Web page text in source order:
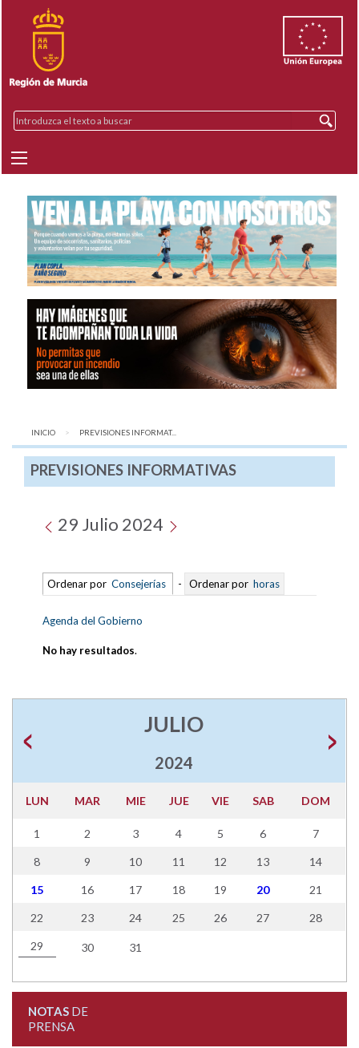
INICIO AQUÍ:
PREVISIONES INFORMAT...
PREVISIONES INFORMATIVAS
29 Julio 2024
Ordenar por Consejerías - Ordenar por horas
Agenda del Gobierno
No hay resultados.
JULIO
2024
LUN MAR MIE JUE VIE SAB DOM
1 2 3 4 5 6 7
8 9 10 11 12 13 14
15 16 17 18 19 20 21
22 23 24 25 26 27 28
29 30 31
NOTASDE
PRENSA